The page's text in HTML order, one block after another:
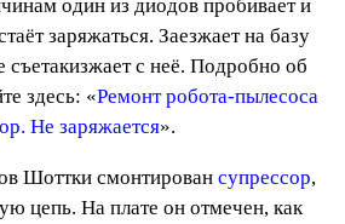
один из диодов пробивает и
заряжаться. Заезжает на базу
съетакизжает с неё. Подробно об
здесь: «Ремонт робота-пылесоса
Не заряжается».
Шоттки смонтировансупрессор,
цепь. На плате он отмечен, как